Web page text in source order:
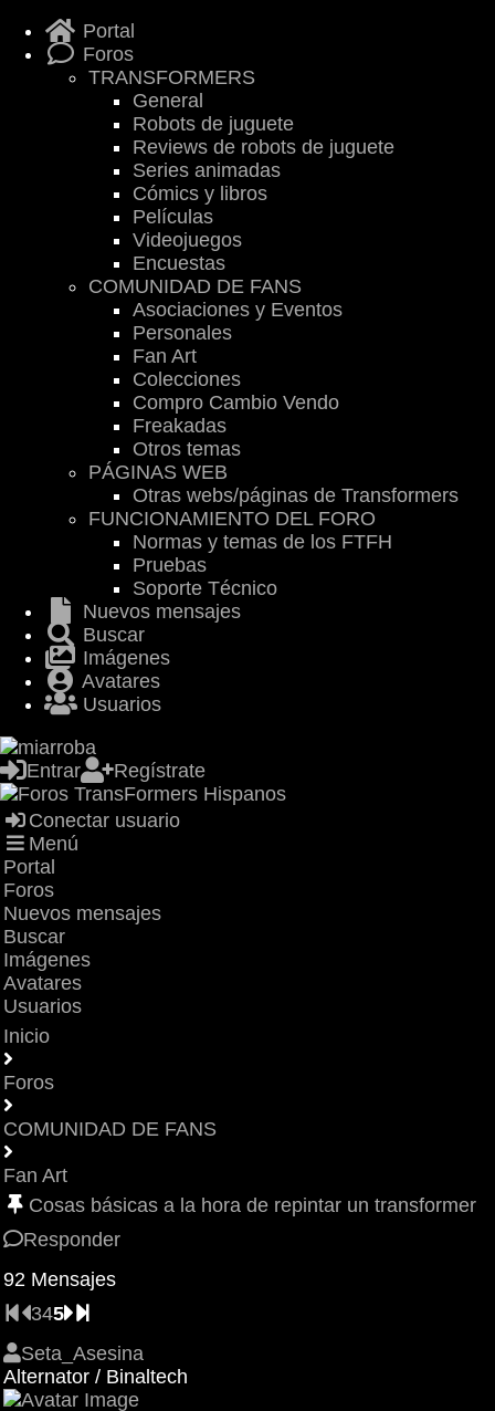
Portal
Foros
TRANSFORMERS
General
Robots de juguete
Reviews de robots de juguete
Series animadas
Cómics y libros
Películas
Videojuegos
Encuestas
COMUNIDAD DE FANS
Asociaciones y Eventos
Personales
Fan Art
Colecciones
Compro Cambio Vendo
Freakadas
Otros temas
PÁGINAS WEB
Otras webs/páginas de Transformers
FUNCIONAMIENTO DEL FORO
Normas y temas de los FTFH
Pruebas
Soporte Técnico
Nuevos mensajes
Buscar
Imágenes
Avatares
Usuarios
Entrar Regístrate
Conectar usuario
Menú
Portal
Foros
Nuevos mensajes
Buscar
Imágenes
Avatares
Usuarios
Inicio
Foros
COMUNIDAD DE FANS
Fan Art
Cosas básicas a la hora de repintar un transformer
Responder
92 Mensajes
345
Seta_Asesina
Alternator / Binaltech